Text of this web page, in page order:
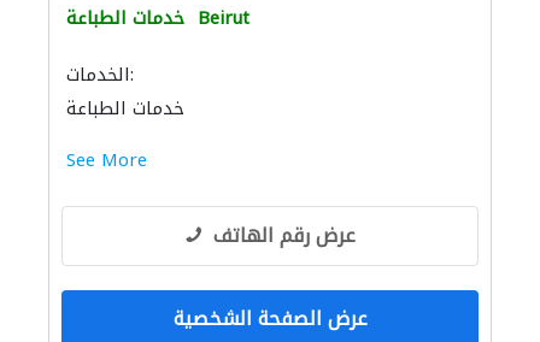
خدمات الطباعة Beirut
الخدمات:
خدمات الطباعة
See More
عرض رقم الهاتف
عرض الصفحة الشخصية